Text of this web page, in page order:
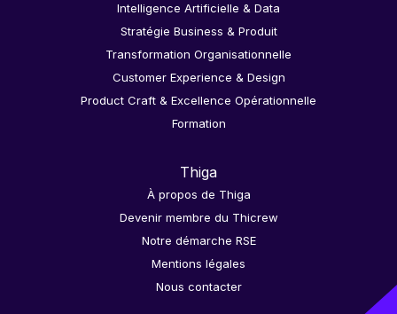
Intelligence Artificielle & Data
Stratégie Business & Produit
Transformation Organisationnelle
Customer Experience & Design
Product Craft & Excellence Opérationnelle
Formation
Thiga
À propos de Thiga
Devenir membre du Thicrew
Notre démarche RSE
Mentions légales
Nous contacter